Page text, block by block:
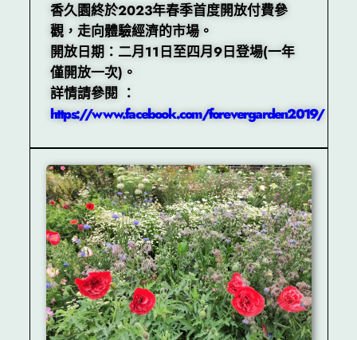
香久園終於2023年春季首度開放付費參
觀，走向體驗經濟的市場。
開放日期：二月11日至四月9日登場(一年
僅開放一次)。
詳情請參閱 ：
https://www.facebook.com/forevergarden2019/